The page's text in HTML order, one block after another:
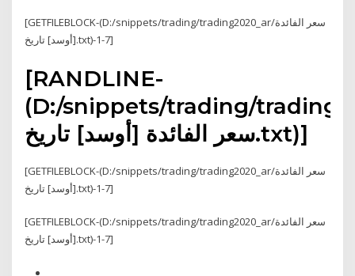
[GETFILEBLOCK-(D:/snippets/trading/trading2020_ar/سعر الفائدة
[أوسد] تاريخ.txt)-1-7]
[RANDLINE-
(D:/snippets/trading/
سعر الفائدة [أوسد] تاريخ.txt)]
[GETFILEBLOCK-(D:/snippets/trading/trading2020_ar/سعر الفائدة
[أوسد] تاريخ.txt)-1-7]
[GETFILEBLOCK-(D:/snippets/trading/trading2020_ar/سعر الفائدة
[أوسد] تاريخ.txt)-1-7]